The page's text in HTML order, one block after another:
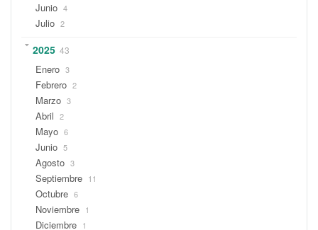
Junio 4
Julio 2
2025 43
Enero 3
Febrero 2
Marzo 3
Abril 2
Mayo 6
Junio 5
Agosto 3
Septiembre 11
Octubre 6
Noviembre 1
Diciembre 1